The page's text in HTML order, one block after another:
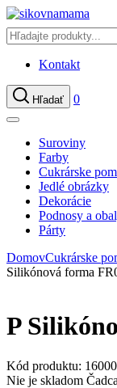
Kontakt
Hľadať 0
Suroviny
Farby
Cukrárske
Jedlé obrázky
Dekorácie
Podnosy a
Párty
DomovCukrárske
Silikónová forma
P
Kód produktu:
Nie je skladom